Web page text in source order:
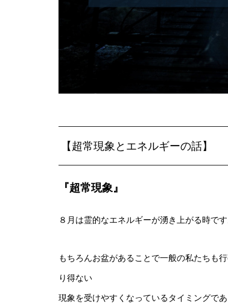
【超常現象とエネルギーの話】
『超常現象』
８月は霊的なエネルギーが湧き上がる時です
もちろんお盆があることで一般の私たちも
り得ない
現象を受けやすくなっているタイミングであ